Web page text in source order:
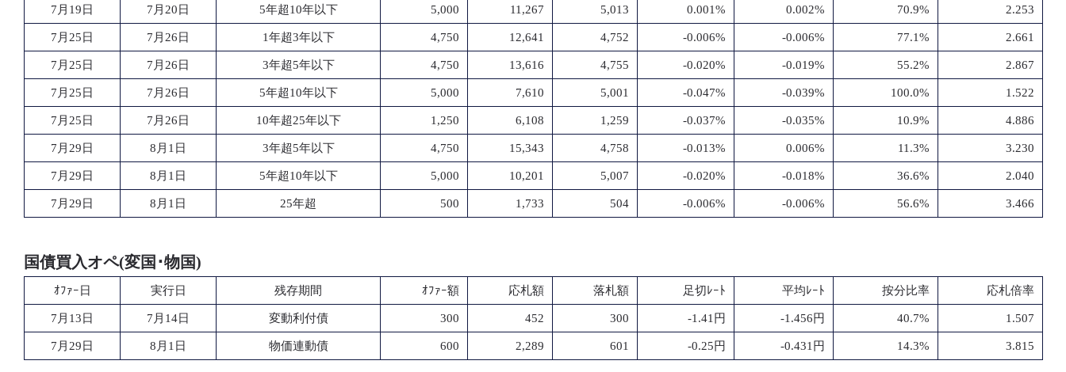
7月19日 7月20日 5年超10年以下 5,000 11,267 5,013 0.001% 0.002% 70.9% 2.253
7月25日 7月26日 1年超3年以下 4,750 12,641 4,752 -0.006% -0.006% 77.1% 2.661
7月25日 7月26日 3年超5年以下 4,750 13,616 4,755 -0.020% -0.019% 55.2% 2.867
7月25日 7月26日 5年超10年以下 5,000 7,610 5,001 -0.047% -0.039% 100.0% 1.522
7月25日 7月26日 10年超25年以下 1,250 6,108 1,259 -0.037% -0.035% 10.9% 4.886
7月29日 8月1日 3年超5年以下 4,750 15,343 4,758 -0.013% 0.006% 11.3% 3.230
7月29日 8月1日 5年超10年以下 5,000 10,201 5,007 -0.020% -0.018% 36.6% 2.040
7月29日 8月1日 25年超 500 1,733 504 -0.006% -0.006% 56.6% 3.466
国債買入オペ(変国･物国)
ｵﾌｧｰ日 実行日 残存期間 ｵﾌｧｰ額 応札額 落札額 足切ﾚｰﾄ 平均ﾚｰﾄ 按分比率 応札倍率
7月13日 7月14日 変動利付債 300 452 300 -1.41円 -1.456円 40.7% 1.507
7月29日 8月1日 物価連動債 600 2,289 601 -0.25円 -0.431円 14.3% 3.815